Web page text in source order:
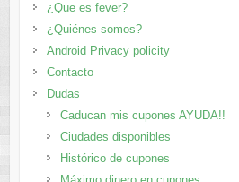
¿Que es fever?
¿Quiénes somos?
Android Privacy policity
Contacto
Dudas
Caducan mis cupones AYUDA!!
Ciudades disponibles
Histórico de cupones